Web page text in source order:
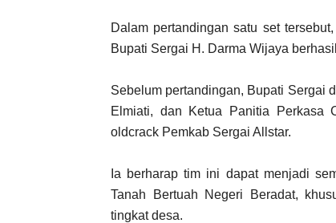
Dalam pertandingan satu set
Bupati Sergai H. Darma Wijaya
Sebelum pertandingan, Bupati Sergai
Elmiati, dan Ketua Panitia Perkasa
oldcrack Pemkab Sergai Allstar.
Ia berharap tim ini dapat menjadi
Tanah Bertuah Negeri Beradat,
tingkat desa.